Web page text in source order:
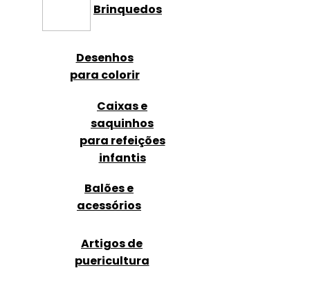
Brinquedos
Desenhos
para colorir
Caixas e
saquinhos
para refeições
infantis
Balões e
acessórios
Artigos de
puericultura